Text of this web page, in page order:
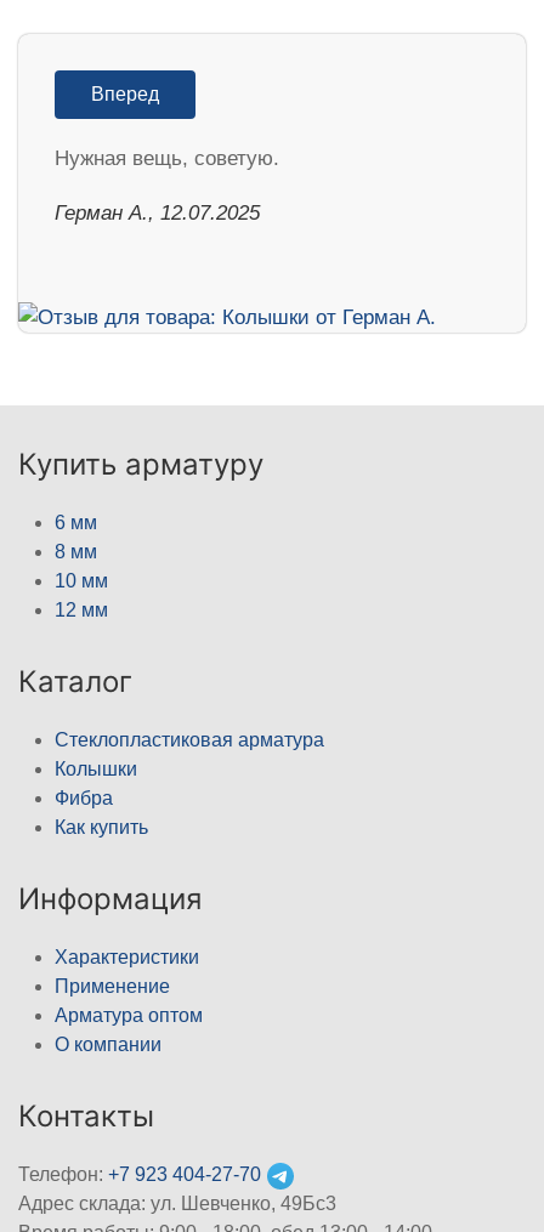
Вперед
Нужная вещь, советую.
Герман А., 12.07.2025
Купить арматуру
6 мм
8 мм
10 мм
12 мм
Каталог
Стеклопластиковая арматура
Колышки
Фибра
Как купить
Информация
Характеристики
Применение
Арматура оптом
О компании
Контакты
Телефон: +7 923 404-27-70
Адрес склада: ул. Шевченко, 49Бс3